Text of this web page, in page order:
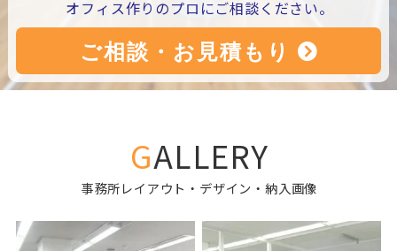
オフィス作りのプロにご相談ください。
GALLERY
事務所レイアウト・デザイン・納入画像